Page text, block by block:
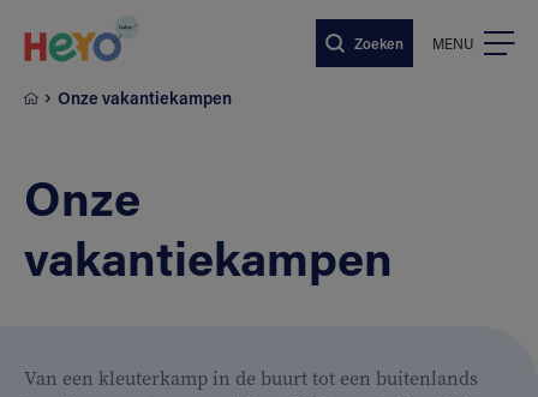
Zoeken MENU
Onze vakantiekampen
Onze
vakantiekampen
Van een kleuterkamp in de buurt tot een buitenlands